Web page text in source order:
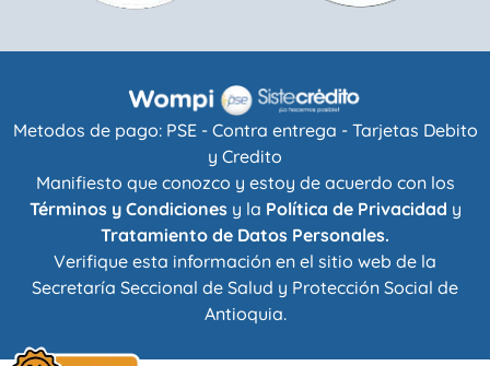
Metodos de pago: PSE - Contra entrega - Tarjetas Debito
y Credito
Manifiesto que conozco y estoy de acuerdo con los
Términos y Condicionesy la Política de Privacidad y
Tratamiento de Datos Personales.
Verifique esta información en el sitio web de la
Secretaría Seccional de Salud y Protección Social de
Antioquia.